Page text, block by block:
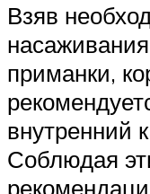
Взяв
приманки,
внутренний
Соблюдая